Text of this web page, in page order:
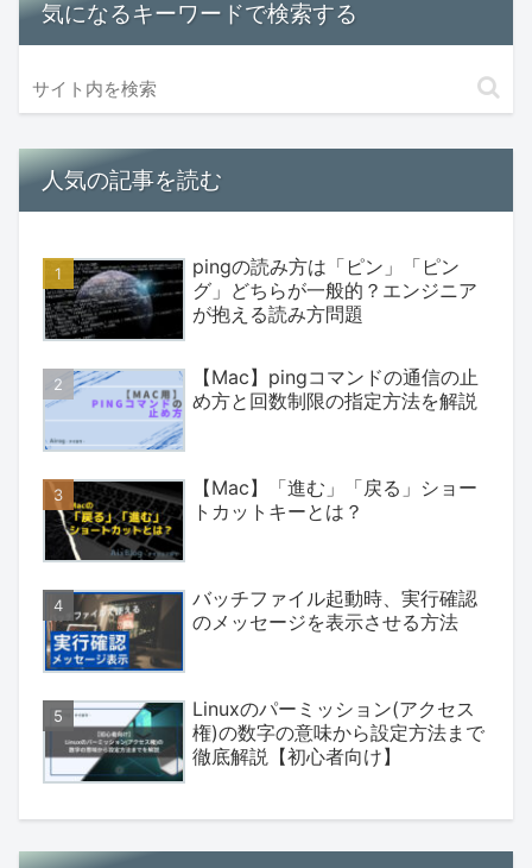
気になるキーワードで検索する
人気の記事を読む
pingの読み方は「ピン」「ピン
グ」どちらが一般的？エンジニア
が抱える読み方問題
【Mac】pingコマンドの通信の止
め方と回数制限の指定方法を解説
【Mac】「進む」「戻る」ショー
トカットキーとは？
バッチファイル起動時、実行確認
のメッセージを表示させる方法
Linuxのパーミッション(アクセス
権)の数字の意味から設定方法まで
徹底解説【初心者向け】